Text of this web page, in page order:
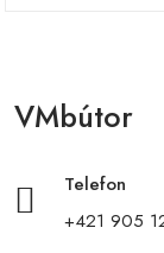
VMbútor
Telefon
+421 905